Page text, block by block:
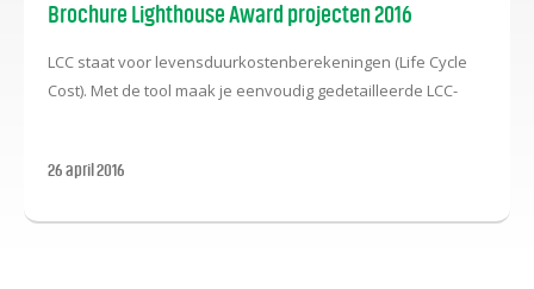
Brochure Lighthouse Award projecten 2016
LCC staat voor levensduurkostenberekeningen (Life Cycle
Cost). Met de tool maak je eenvoudig gedetailleerde LCC-
inzichtelijk.
26 april 2016